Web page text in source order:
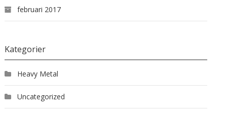
februari 2017
Kategorier
Heavy Metal
Uncategorized